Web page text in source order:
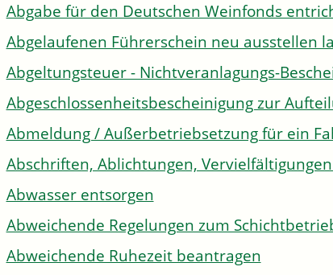
Abgabe für den Deutschen Weinfonds
Abgelaufenen Führerschein neu ausstellen
Abgeltungsteuer - Nichtveranlagungs-
Abgeschlossenheitsbescheinigung zur
Abmeldung / Außerbetriebsetzung für ein
Abschriften, Ablichtungen,
Abwasser entsorgen
Abweichende Regelungen zum
Abweichende Ruhezeit beantragen